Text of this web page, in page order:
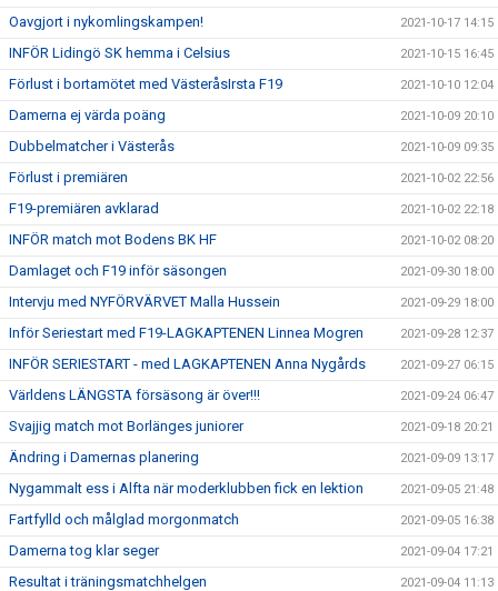
Oavgjort i nykomlingskampen! 2021-10-17 14:15
INFÖR Lidingö SK hemma i Celsius 2021-10-15 16:45
Förlust i bortamötet med VästeråsIrsta F19 2021-10-10 12:04
Damerna ej värda poäng 2021-10-09 20:10
Dubbelmatcher i Västerås 2021-10-09 09:35
Förlust i premiären 2021-10-02 22:56
F19-premiären avklarad 2021-10-02 22:18
INFÖR match mot Bodens BK HF 2021-10-02 08:20
Damlaget och F19 inför säsongen 2021-09-30 18:00
Intervju med NYFÖRVÄRVET Malla Hussein 2021-09-29 18:00
Inför Seriestart med F19-LAGKAPTENEN Linnea Mogren 2021-09-28 12:37
INFÖR SERIESTART - med LAGKAPTENEN Anna Nygårds 2021-09-27 06:15
Världens LÄNGSTA försäsong är över!!! 2021-09-24 06:47
Svajjig match mot Borlänges juniorer 2021-09-18 20:21
Ändring i Damernas planering 2021-09-09 13:17
Nygammalt ess i Alfta när moderklubben fick en lektion 2021-09-05 21:48
Fartfylld och målglad morgonmatch 2021-09-05 16:38
Damerna tog klar seger 2021-09-04 17:21
Resultat i träningsmatchhelgen 2021-09-04 11:13